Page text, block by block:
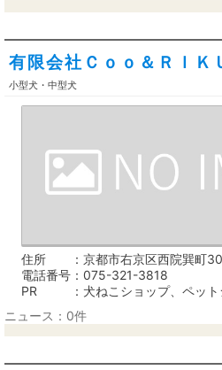
有限会社Ｃｏｏ＆ＲＩＫ
小型犬・中型犬
住所
京都市右京区西院巽町
電話番号
075-321-3818
PR
犬ねこショップ、ペッ
ニュース：0件